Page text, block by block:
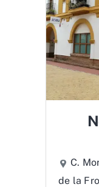
C.
de la